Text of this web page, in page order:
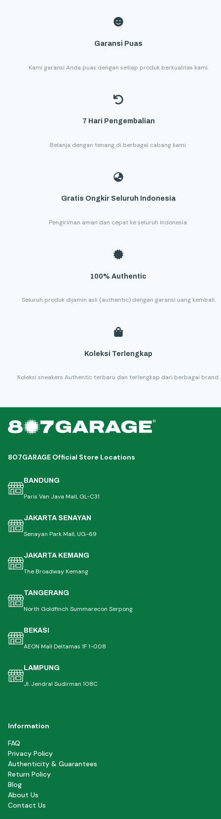
Garansi Puas
Kami garansi Anda puas dengan setiap produk berkualitas kami.
7 Hari Pengembalian
Belanja dengan tenang di berbagai cabang kami.
Gratis Ongkir Seluruh Indonesia
Pengiriman aman dan cepat ke seluruh Indonesia.
100% Authentic
Seluruh produk dijamin asli (authentic) dengan garansi uang kembali.
Koleksi Terlengkap
Koleksi sneakers Authentic terbaru dan terlengkap dari berbagai brand.
807GARAGE Official Store Locations
BANDUNG
Paris Van Java Mall, GL-C31
JAKARTA SENAYAN
Senayan Park Mall, UG-69
JAKARTA KEMANG
The Broadway Kemang
TANGERANG
North Goldfinch Summarecon Serpong
BEKASI
AEON Mall Deltamas 1F 1-008
LAMPUNG
Jl. Jendral Sudirman 108C
Information
FAQ
Privacy Policy
Authenticity & Guarantees
Return Policy
Blog
About Us
Contact Us